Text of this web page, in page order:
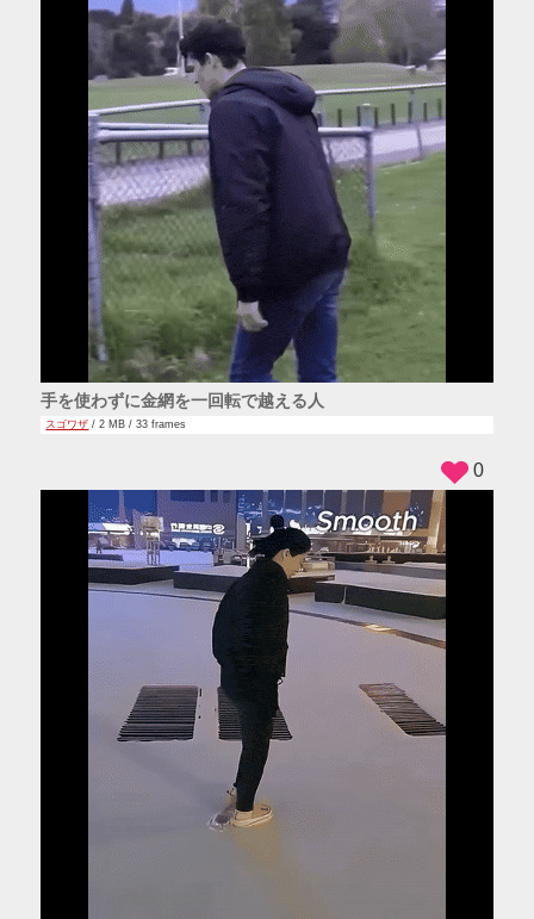
手を使わずに金網を一回転で越える人
スゴワザ / 2 MB / 33 frames
0